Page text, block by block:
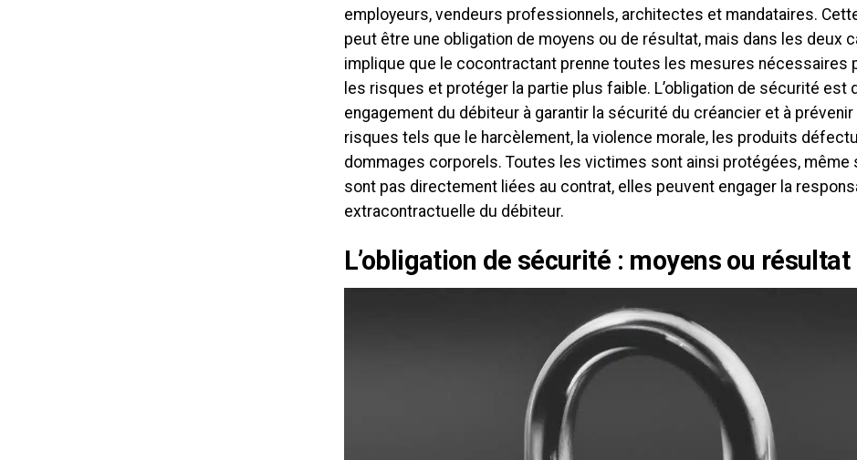
employeurs, vendeurs professionnels, architectes et mandataires.
peut être une obligation de moyens ou de résultat, mais dans les deux
implique que le cocontractant prenne toutes les mesures nécessaires
les risques et protéger la partie plus faible. L’obligation de sécurité est
engagement du débiteur à garantir la sécurité du créancier et à
risques tels que le harcèlement, la violence morale, les produits
dommages corporels. Toutes les victimes sont ainsi protégées, même
sont pas directement liées au contrat, elles peuvent engager la
extracontractuelle du débiteur.
L’obligation de sécurité : moyens ou résultat